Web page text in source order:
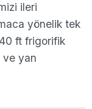
ileri
yönelik tek
40 ft frigorifik
ve yan